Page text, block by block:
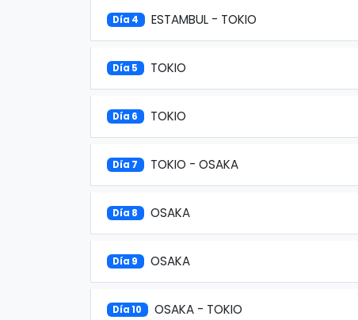
Día 4 ESTAMBUL - TOKIO
Día 5 TOKIO
Día 6 TOKIO
Día 7 TOKIO - OSAKA
Día 8 OSAKA
Día 9 OSAKA
Día 10 OSAKA - TOKIO